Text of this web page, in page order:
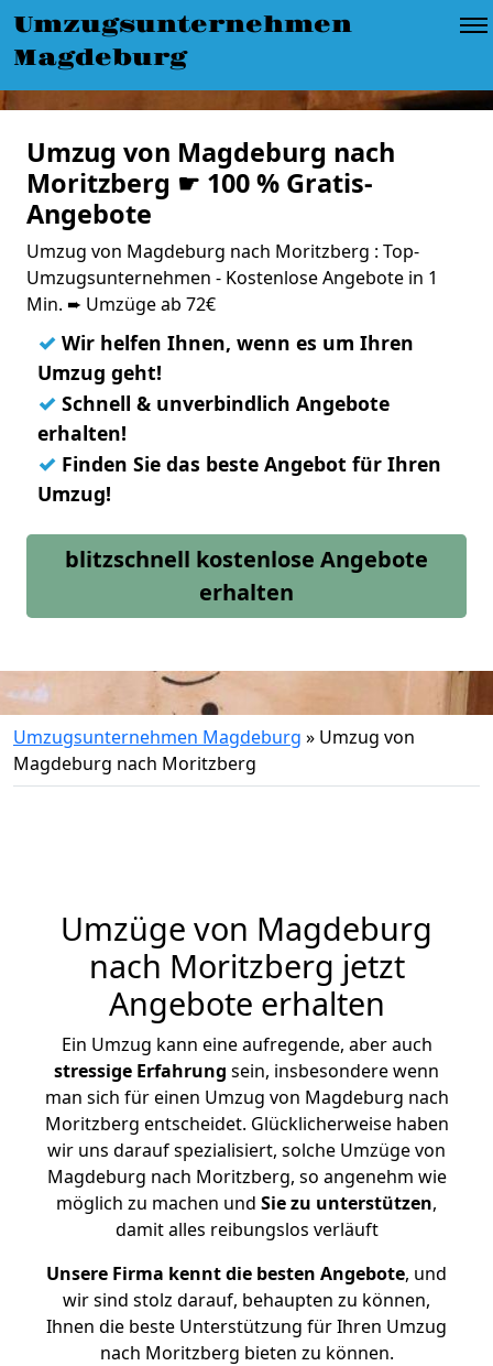
Umzugsunternehmen
Magdeburg
Umzug von Magdeburg nach
Moritzberg ☛ 100 % Gratis-
Angebote
Umzug von Magdeburg nach Moritzberg : Top-
Umzugsunternehmen - Kostenlose Angebote in 1
Min. ➨ Umzüge ab 72€
✓ Wir helfen Ihnen, wenn es um Ihren
Umzug geht!
✓ Schnell & unverbindlich Angebote
erhalten!
✓ Finden Sie das beste Angebot für Ihren
Umzug!
blitzschnell kostenlose Angebote
erhalten
Umzugsunternehmen Magdeburg » Umzug von
Magdeburg nach Moritzberg
Umzüge von Magdeburg
nach Moritzberg jetzt
Angebote erhalten
Ein Umzug kann eine aufregende, aber auch
stressige Erfahrung sein, insbesondere wenn
man sich für einen Umzug von Magdeburg nach
Moritzberg entscheidet. Glücklicherweise haben
wir uns darauf spezialisiert, solche Umzüge von
Magdeburg nach Moritzberg, so angenehm wie
möglich zu machen und Sie zu unterstützen,
damit alles reibungslos verläuft
Unsere Firma kennt die besten Angebote, und
wir sind stolz darauf, behaupten zu können,
Ihnen die beste Unterstützung für Ihren Umzug
nach Moritzberg bieten zu können.